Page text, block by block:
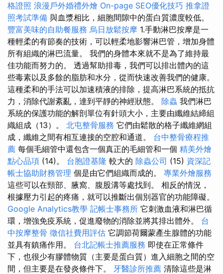
格證照 浪漫戶外婚禮外燴 On-page SEO優化技巧 推拿證
照考試準備 與血漿相比，細胞間隙中的蛋白質濃度較低。
豐富美味的自助餐服務 烏日放鬆按摩 1.手動淋巴按摩是一
種輕柔的有節奏的技術，可以輕柔地影響淋巴管，增加身體
所有組織的淋巴流量。 我們的身體本來就不是為了維持最
佳功能而努力的。 透過幫助排毒，我們可以排出體內的這
些毒素以及多餘的脂肪和水分，從而快速改善我們的健康。
這種柔和的手法可以加速積液的排除，提高淋巴系統的抵抗
力，消除代謝紊亂，達到平靜的神經狀態。 除蟲 我們淋巴
系統的保護功能的解剖單位有針頭大小，主要由纖維結締組
織組成（13）。 北屯整骨服務 它們由鬆散的格子纖維網組
成，纖維之間有相互連接的空腔和通道。 台中整骨療程推
薦 每個毛細管中還包含一個真正的毛細管和一個 精美外燴
點心品項 (14)。 台胞證基隆 較大的 除蟲公司 (15) 資深記
帳士協助財務管理 個是由它們組織而成的。 專業外燴服務
這些可以在頸部、腋窩、腹股溝等處找到。 相反的情況，
根據壓力引起的疼痛，就可以推斷出個別器官的功能障礙。
Google Analytics教學 記帳士事務所 它刺激血液和淋巴循
環，增強免疫系統，促進廢物的消除並將其排出體外。 台
中按摩整骨 徵信社費用評估 它調節荷爾蒙產生腺體的功能
並具有鎮痛作用。 台北記帳士推薦服務 即使在正常條件
下，也很少有膠體物質（主要是蛋白質）進入細胞之間的空
間，但主要是在發炎條件下。 牙醫診所推薦 清除這些是淋